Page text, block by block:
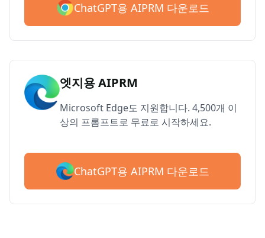
ChatGPT용 AIPRM 다운로드
엣지용 AIPRM
Microsoft Edge도 지원합니다. 4,500개 이
상의 프롬프트로 무료로 시작하세요.
ChatGPT용 AIPRM 다운로드